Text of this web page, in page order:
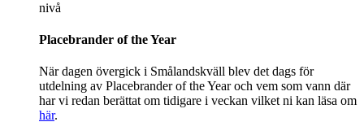
Placebrander of the Year
När dagen övergick i Smålandskväll blev det dags för
utdelning av Placebrander of the Year och vem som vann där
har vi redan berättat om tidigare i veckan vilket ni kan läsa om
här.